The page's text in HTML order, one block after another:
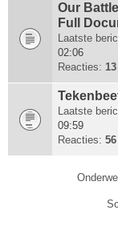
Our
Full
Laatste
02:06
Reacties: 13
Laatste
09:59
Reacties: 56